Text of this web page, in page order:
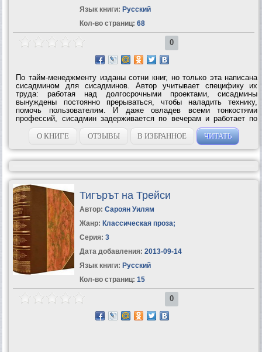
Язык книги: Русский
Кол-во страниц: 68
0
По тайм-менеджменту изданы сотни книг, но только эта написана
сисадмином для сисадминов. Автор учитывает специфику их
труда: работая над долгосрочными проектами, сисадмины
вынуждены постоянно прерываться, чтобы наладить технику,
помочь пользователям. И даже овладев всеми тонкостями
профессий, сисадмин задерживается по вечерам и работает по
выходным. Основное внимание уделяется приемам, которые
помогут сисадминам не только...
О КНИГЕ ОТЗЫВЫ В ИЗБРАННОЕ ЧИТАТЬ
Тигърът на Трейси
Автор: Сароян Уилям
Жанр: Классическая проза;
Серия: 3
Дата добавления: 2013-09-14
Язык книги: Русский
Кол-во страниц: 15
0